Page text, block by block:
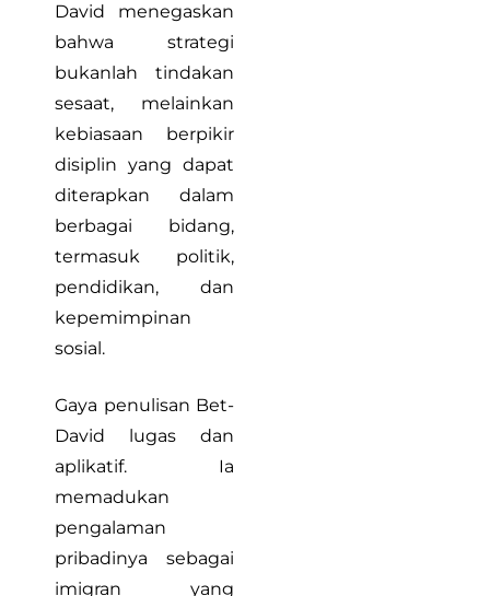
David menegaskan
bahwa strategi
bukanlah tindakan
sesaat, melainkan
kebiasaan berpikir
disiplin yang dapat
diterapkan dalam
berbagai bidang,
termasuk politik,
pendidikan, dan
kepemimpinan
sosial.
Gaya penulisan Bet-
David lugas dan
aplikatif. Ia
memadukan
pengalaman
pribadinya sebagai
imigran yang